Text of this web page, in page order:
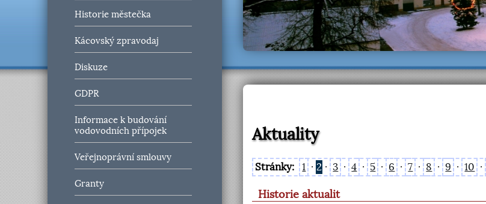
Historie městečka
Kácovský zpravodaj
Diskuze
GDPR
Informace k budování
vodovodních přípojek
Veřejnoprávní smlouvy
Granty
Aktuality
Stránky: 1 · 2 · 3 · 4 · 5 · 6 · 7 · 8 · 9 · 10 ·
Historie aktualit